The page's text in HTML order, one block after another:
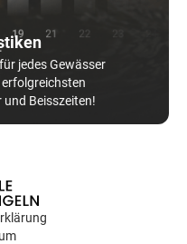
jedes Gewässer
Beisszeiten!